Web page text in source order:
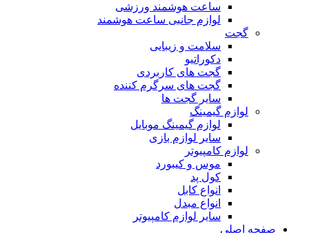
ساعت هوشمند ورزشی
لوازم جانبی ساعت هوشمند
گجت
سلامت و زیبایی
دکوراتیو
گجت های کاربردی
گجت های سرگرم کننده
سایر گجت ها
لوازم گیمینگ
لوازم گیمینگ موبایل
سایر لوازم بازی
لوازم کامپیوتر
موس و کیبورد
کول پد
انواع کابل
انواع مبدل
سایر لوازم کامپیوتر
صفحه اصلی